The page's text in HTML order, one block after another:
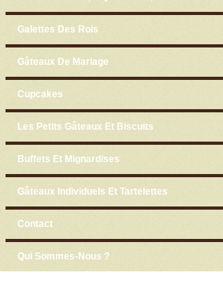
Galettes Des Rois
Gâteaux De Mariage
Cupcakes
Les Petits Gâteaux Et Biscuits
Buffets Et Mignardises
Gâteaux Individuels Et Tartelettes
Contact
Qui Sommes-Nous ?